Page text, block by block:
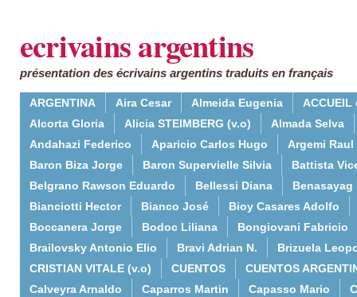
ecrivains argentins
présentation des écrivains argentins traduits en français
ARGENTINA Aira Cesar Almeida Eugenia
ACCUEIL
Alcorta Gloria
Alicia STEIMBERG (v.o)
Almada Selva
Andahazi Federico
Aparicio Carlos Hugo
Argemi Raul
Baron Biza Jorge
Baron Supervielle Silvia
Battista
Belgrano Rawson Eduardo
Bellessi Diana
Benasayag
Bianciotti Hector
Bianco José
Bioy Casares Adolfo
Boccanera Jorge
Bodoc Liliana
Bongiovani Fabricio
Brailovsky Antonio Elio
Bravi Adrian N.
Brizuela
CRISTIAN VITALE (v.o)
CUENTOS
CUENTOS
Calveyra Arnaldo
Caparros Martin Capasso Mario